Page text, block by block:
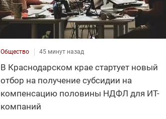
Общество 45 минут назад
В Краснодарском крае стартует новый
отбор на получение субсидии на
компенсацию половины НДФЛ для ИT-
компаний